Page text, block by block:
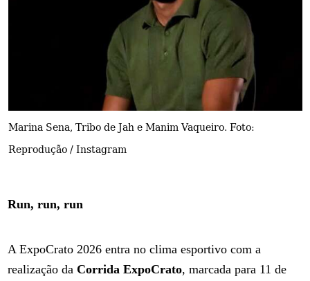
Marina Sena, Tribo de Jah e Manim Vaqueiro. Foto:
Reprodução / Instagram
Run, run, run
A ExpoCrato 2026 entra no clima esportivo com a
realização daCorrida ExpoCrato, marcada para 11 de